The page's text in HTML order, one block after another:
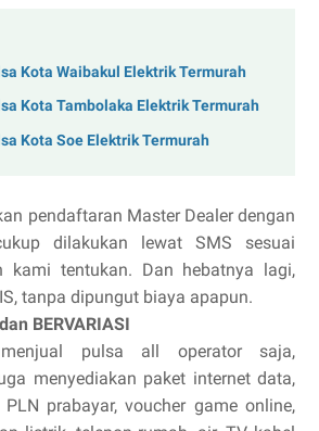
Kota Waibakul Elektrik Termurah
Kota Tambolaka Elektrik Termurah
Kota Soe Elektrik Termurah
pendaftaran Master Dealer dengan
dilakukan lewat SMS sesuai
kami tentukan. Dan hebatnya lagi,
tanpa dipungut biaya apapun.
BERVARIASI
pulsa all operator saja,
menyediakan paket internet data,
prabayar, voucher game online,